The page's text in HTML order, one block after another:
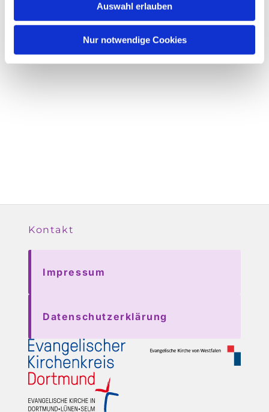
Auswahl erlauben
Nur notwendige Cookies
Kontakt
Impressum
Datenschutzerklärung